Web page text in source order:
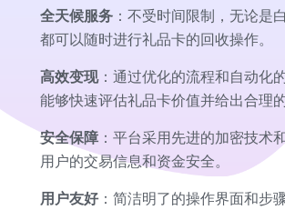
全天候服务 ：不受时间限制，无论是
都可以随时进行礼品卡的回收操作。
高效变现：通过优化的流程和自动化
能够快速评估礼品卡价值并给出合理
安全保障 ：平台采用先进的加密技术
用户的交易信息和资金安全。
用户友好：简洁明了的操作界面和步